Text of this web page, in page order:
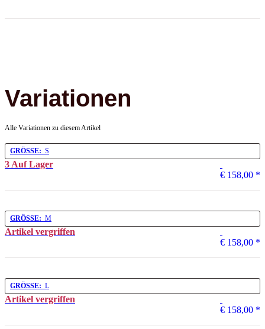
Variationen
Alle Variationen zu diesem Artikel
GRÖSSE: S
3 Auf Lager
€ 158,00 *
GRÖSSE: M
Artikel vergriffen
€ 158,00 *
GRÖSSE: L
Artikel vergriffen
€ 158,00 *